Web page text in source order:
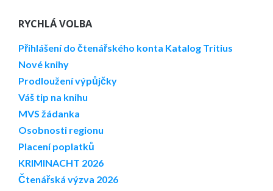
RYCHLÁ VOLBA
Přihlášení do čtenářského konta Katalog Tritius
Nové knihy
Prodloužení výpůjčky
Váš tip na knihu
MVS žádanka
Osobnosti regionu
Placení poplatků
KRIMINACHT 2026
Čtenářská výzva 2026